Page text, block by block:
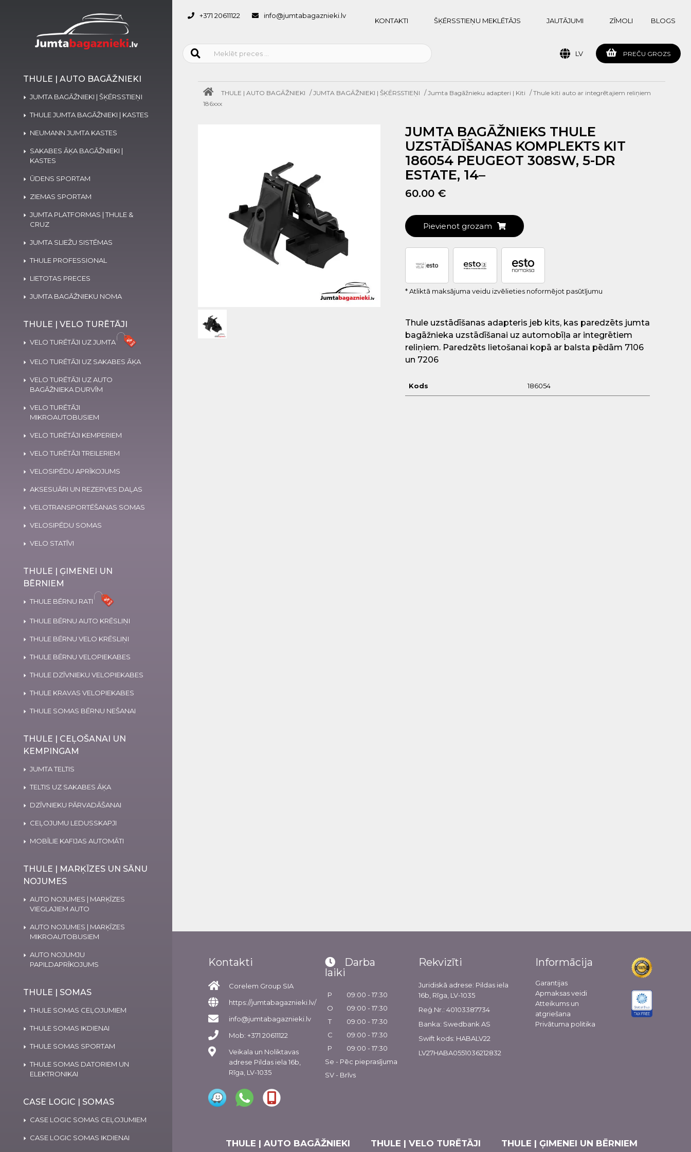
THULE | AUTO BAGĀŽNIEKI
JUMTA BAGĀŽNIEKI | ŠĶĒRSSTIEŅI
THULE JUMTA BAGĀŽNIEKI | KASTES
NEUMANN JUMTA KASTES
SAKABES ĀĶA BAGĀŽNIEKI |
KASTES
ŪDENS SPORTAM
ZIEMAS SPORTAM
JUMTA PLATFORMAS | THULE &
CRUZ
JUMTA SLIEŽU SISTĒMAS
THULE PROFESSIONAL
LIETOTAS PRECES
JUMTA BAGĀŽNIEKU NOMA
THULE | VELO TURĒTĀJI
VELO TURĒTĀJI UZ JUMTA
VELO TURĒTĀJI UZ SAKABES ĀĶA
VELO TURĒTĀJI UZ AUTO
BAGĀŽNIEKA DURVĪM
VELO TURĒTĀJI
MIKROAUTOBUSIEM
VELO TURĒTĀJI KEMPERIEM
VELO TURĒTĀJI TREILERIEM
VELOSIPĒDU APRĪKOJUMS
AKSESUĀRI UN REZERVES DAĻAS
VELOTRANSPORTĒŠANAS SOMAS
VELOSIPĒDU SOMAS
VELO STATĪVI
THULE | ĢIMENEI UN
BĒRNIEM
THULE BĒRNU RATI
THULE BĒRNU AUTO KRĒSLIŅI
THULE BĒRNU VELO KRĒSLIŅI
THULE BĒRNU VELOPIEKABES
THULE DZĪVNIEKU VELOPIEKABES
THULE KRAVAS VELOPIEKABES
THULE SOMAS BĒRNU NEŠANAI
THULE | CEĻOŠANAI UN
KEMPINGAM
JUMTA TELTIS
TELTIS UZ SAKABES ĀĶA
DZĪVNIEKU PĀRVADĀŠANAI
CEĻOJUMU LEDUSSKAPJI
MOBĪLIE KAFIJAS AUTOMĀTI
THULE | MARĶĪZES UN SĀNU
NOJUMES
AUTO NOJUMES | MARĶĪZES
VIEGLAJIEM AUTO
AUTO NOJUMES | MARĶĪZES
MIKROAUTOBUSIEM
AUTO NOJUMJU
PAPILDAPRĪKOJUMS
THULE | SOMAS
THULE SOMAS CEĻOJUMIEM
THULE SOMAS IKDIENAI
THULE SOMAS SPORTAM
THULE SOMAS DATORIEM UN
ELEKTRONIKAI
CASE LOGIC | SOMAS
CASE LOGIC SOMAS CEĻOJUMIEM
CASE LOGIC SOMAS IKDIENAI
+371 20611122 info@jumtabagaznieki.lv
KONTAKTI ŠĶĒRSSTIEŅU MEKLĒTĀJS JAUTĀJUMI ZĪMOLI BLOGS
PREČU GROZS
LV
THULE | AUTO BAGĀŽNIEKI /JUMTA BAGĀŽNIEKI | ŠĶĒRSSTIEŅI /Jumta Bagāžnieku adapteri | Kiti /Thule kiti auto ar integrētajiem reliņiem
186xxx
JUMTA BAGĀŽNIEKS THULE
UZSTĀDĪŠANAS KOMPLEKTS KIT
186054 PEUGEOT 308SW, 5-DR
ESTATE, 14–
60.00 €
Pievienot grozam
* Atliktā maksājuma veidu izvēlieties noformējot pasūtījumu
Thule uzstādīšanas adapteris jeb kits, kas paredzēts jumta
bagāžnieka uzstādīšanai uz automobīļa ar integrētiem
reliņiem. Paredzēts lietošanai kopā ar balsta pēdām 7106
un 7206
Kods 186054
Kontakti
Corelem Group SIA
https://jumtabagaznieki.lv/
info@jumtabagaznieki.lv
Mob: +371 20611122
Veikala un Noliktavas
adrese Pildas iela 16b,
Rīga, LV-1035
Darba
laiki
P
09:00 - 17:30
O
09:00 - 17:30
T
09:00 - 17:30
C
09:00 - 17:30
P
09:00 - 17:30
Se - Pēc pieprasījuma
SV - Brīvs
Rekvizīti
Juridiskā adrese: Pildas iela
16b, Rīga, LV-1035
Reģ.Nr.: 40103387734
Banka: Swedbank AS
Swift kods: HABALV22
LV27HABA0551036212832
Informācija
Garantijas
Apmaksas veidi
Atteikums un
atgriešana
Privātuma politika
THULE | AUTO BAGĀŽNIEKI THULE | VELO TURĒTĀJI THULE | ĢIMENEI UN BĒRNIEM